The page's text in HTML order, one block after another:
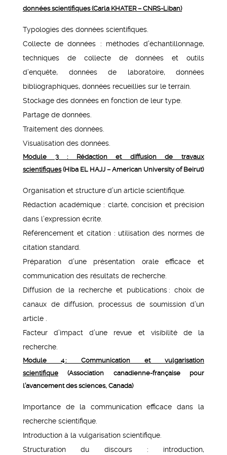
données scientifiques (Carla KHATER – CNRS-Liban)
Typologies des données scientifiques.
Collecte de données : méthodes d’échantillonnage,
techniques de collecte de données et outils
d’enquête, données de laboratoire, données
bibliographiques, données recueillies sur le terrain.
Stockage des données en fonction de leur type.
Partage de données.
Traitement des données.
Visualisation des données.
Module 3 : Rédaction et diffusion de travaux
scientifiques(Hiba EL HAJJ – American University of Beirut)
Organisation et structure d’un article scientifique.
Rédaction académique : clarté, concision et précision
dans l’expression écrite.
Référencement et citation : utilisation des normes de
citation standard.
Préparation d’une présentation orale efficace et
communication des résultats de recherche.
Diffusion de la recherche et publications : choix de
canaux de diffusion, processus de soumission d’un
article .
Facteur d’impact d’une revue et visibilité de la
recherche.
Module 4 : Communication et vulgarisation
scientifique (Association canadienne-française pour
l’avancement des sciences, Canada)
Importance de la communication efficace dans la
recherche scientifique.
Introduction à la vulgarisation scientifique.
Structuration du discours : introduction,